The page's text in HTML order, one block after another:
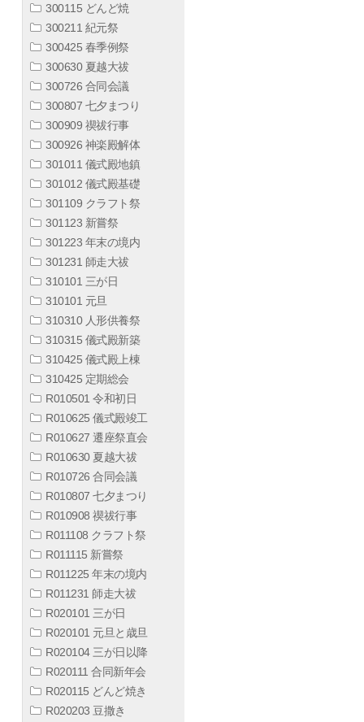
300115 どんど焼
300211 紀元祭
300425 春季例祭
300630 夏越大祓
300726 合同会議
300807 七夕まつり
300909 禊祓行事
300926 神楽殿解体
301011 儀式殿地鎮
301012 儀式殿基礎
301109 クラフト祭
301123 新嘗祭
301223 年末の境内
301231 師走大祓
310101 三が日
310101 元旦
310310 人形供養祭
310315 儀式殿新築
310425 儀式殿上棟
310425 定期総会
R010501 令和初日
R010625 儀式殿竣工
R010627 遷座祭直会
R010630 夏越大祓
R010726 合同会議
R010807 七夕まつり
R010908 禊祓行事
R011108 クラフト祭
R011115 新嘗祭
R011225 年末の境内
R011231 師走大祓
R020101 三が日
R020101 元旦と歳旦
R020104 三が日以降
R020111 合同新年会
R020115 どんど焼き
R020203 豆撒き